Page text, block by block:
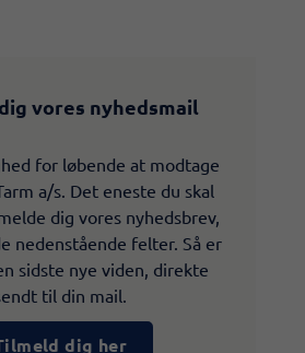
vores nyhedsmail
for løbende at modtage
a/s. Det eneste du skal
dig vores nyhedsbrev,
nedenstående felter. Så er
sidste nye viden, direkte
til din mail.
dig her